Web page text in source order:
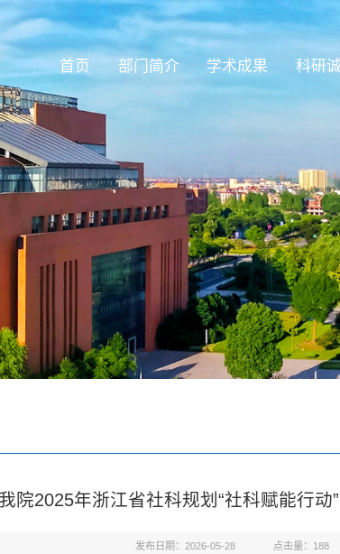
首页 部门简介 学术成果 科研
院2025年浙江省社科规划“社科赋能行动
发布日期：2026-05-28 点击量： 188